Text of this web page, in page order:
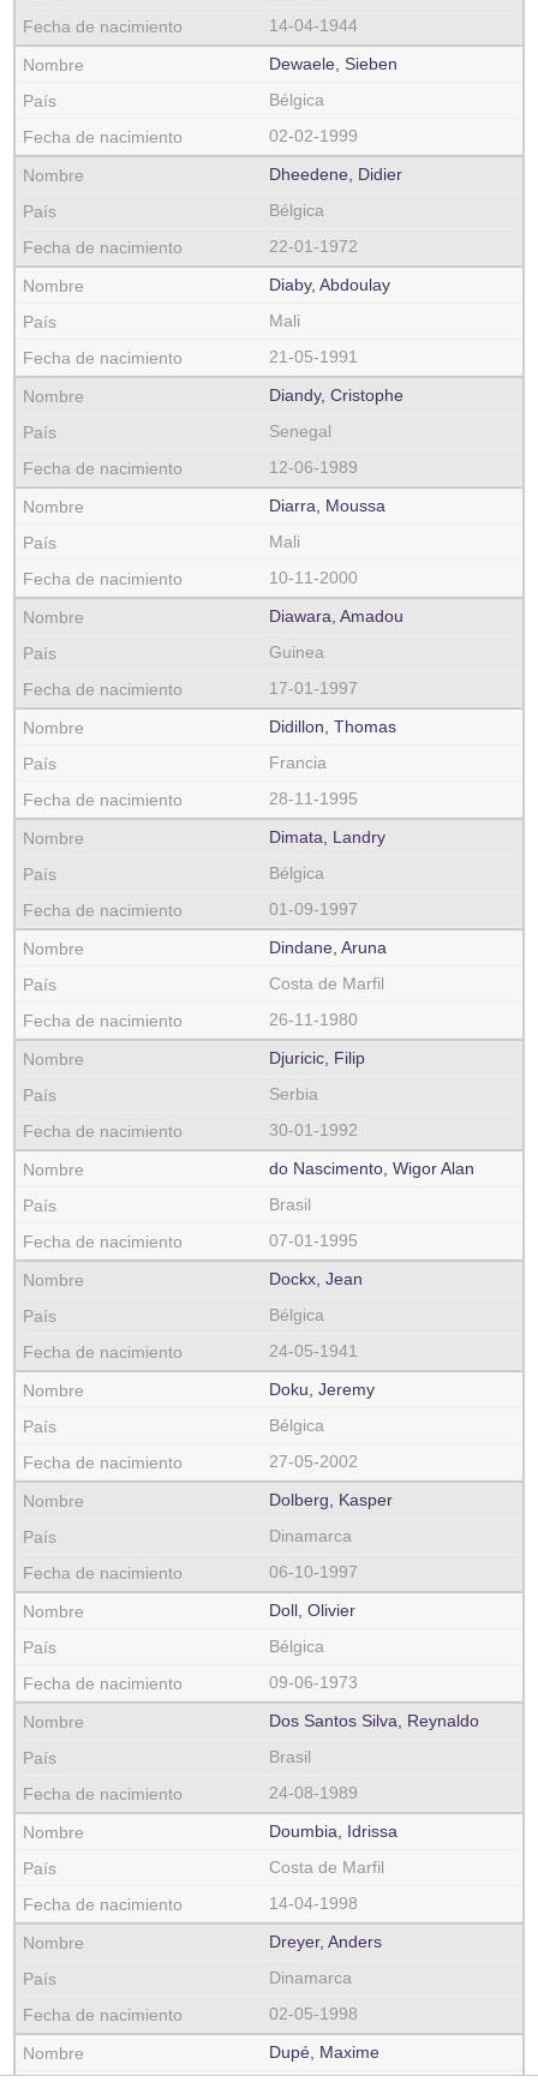
14-04-1944
Dewaele, Sieben
Bélgica
02-02-1999
Dheedene, Didier
Bélgica
22-01-1972
Diaby, Abdoulay
Mali
21-05-1991
Diandy, Cristophe
Senegal
12-06-1989
Diarra, Moussa
Mali
10-11-2000
Diawara, Amadou
Guinea
17-01-1997
Didillon, Thomas
Francia
28-11-1995
Dimata, Landry
Bélgica
01-09-1997
Dindane, Aruna
Costa de Marfil
26-11-1980
Djuricic, Filip
Serbia
30-01-1992
do Nascimento, Wigor Alan
Brasil
07-01-1995
Dockx, Jean
Bélgica
24-05-1941
Doku, Jeremy
Bélgica
27-05-2002
Dolberg, Kasper
Dinamarca
06-10-1997
Doll, Olivier
Bélgica
09-06-1973
Dos Santos Silva, Reynaldo
Brasil
24-08-1989
Doumbia, Idrissa
Costa de Marfil
14-04-1998
Dreyer, Anders
Dinamarca
02-05-1998
Dupé, Maxime